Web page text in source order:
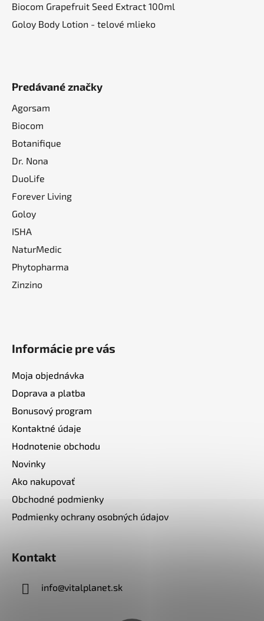
s
u
Biocom Grapefruit Seed Extract 100ml
Goloy Body Lotion - telové mlieko
Predávané značky
Agorsam
Biocom
Botanifique
Dr. Nona
DuoLife
Forever Living
Goloy
ISHA
NaturMedic
Phytopharma
Zinzino
Informácie pre vás
Moja objednávka
Doprava a platba
Bonusový program
Kontaktné údaje
Hodnotenie obchodu
Novinky
Ako nakupovať
Obchodné podmienky
Podmienky ochrany osobných údajov
Kontakt
info@vitalplanet.sk